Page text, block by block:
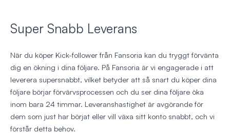
Super Snabb Leverans
När du köper Kick-follower från Fansoria kan du tryggt förvänta
dig en ökning i dina följare. På Fansoria är vi engagerade i att
leverera supersnabbt, vilket betyder att så snart du köper dina
följare börjar förvärvsprocessen och du ser dina följare öka
inom bara 24 timmar. Leveranshastighet är avgörande för
dem som just har börjat eller vill växa sitt konto snabbt, och vi
förstår detta behov.